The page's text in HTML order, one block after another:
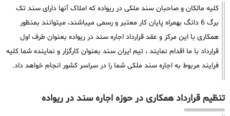
کلیه مالکان و صاحبان سند ملکی در ریواده که املاک آنها دارای سند تک
برگ 6 دانگ بهمراه پایان کار معتبر و رسمی میباشند، میتوانند بمنظور
همکاری با این مرکز و عقد قرارداد اجاره سند در ریواده بعنوان طرف اول
قرارداد با ما اقدام نمایند ، تیم ایران سند بعنوان کارگزار و نماینده شما کلیه
فرایند مربوط به اجاره سند ملکی شما را در سراسر کشور انجام خواهد داد.
تنظیم قرارداد همکاری در حوزه اجاره سند در ریواده